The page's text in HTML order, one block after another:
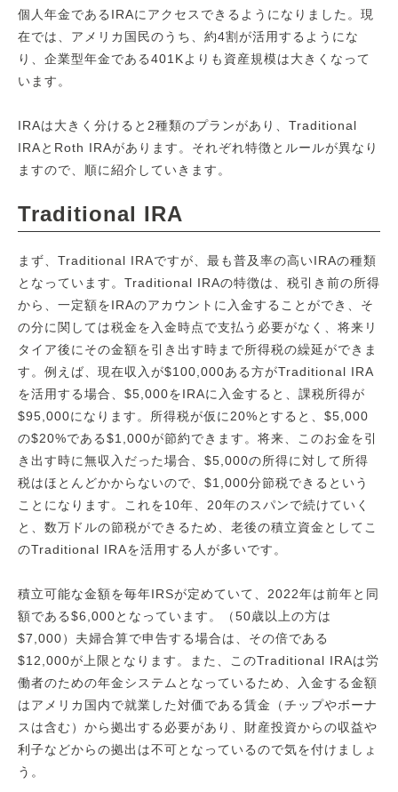
個人年金であるIRAにアクセスできるようになりました。現
在では、アメリカ国民のうち、約4割が活用するようにな
り、企業型年金である401Kよりも資産規模は大きくなって
います。
IRAは大きく分けると2種類のプランがあり、Traditional
IRAとRoth IRAがあります。それぞれ特徴とルールが異なり
ますので、順に紹介していきます。
Traditional IRA
まず、Traditional IRAですが、最も普及率の高いIRAの種類
となっています。Traditional IRAの特徴は、税引き前の所得
から、一定額をIRAのアカウントに入金することができ、そ
の分に関しては税金を入金時点で支払う必要がなく、将来リ
タイア後にその金額を引き出す時まで所得税の繰延ができま
す。例えば、現在収入が$100,000ある方がTraditional IRA
を活用する場合、$5,000をIRAに入金すると、課税所得が
$95,000になります。所得税が仮に20%とすると、$5,000
の$20%である$1,000が節約できます。将来、このお金を引
き出す時に無収入だった場合、$5,000の所得に対して所得
税はほとんどかからないので、$1,000分節税できるという
ことになります。これを10年、20年のスパンで続けていく
と、数万ドルの節税ができるため、老後の積立資金としてこ
のTraditional IRAを活用する人が多いです。
積立可能な金額を毎年IRSが定めていて、2022年は前年と同
額である$6,000となっています。（50歳以上の方は
$7,000）夫婦合算で申告する場合は、その倍である
$12,000が上限となります。また、このTraditional IRAは労
働者のための年金システムとなっているため、入金する金額
はアメリカ国内で就業した対価である賃金（チップやボーナ
スは含む）から拠出する必要があり、財産投資からの収益や
利子などからの拠出は不可となっているので気を付けましょ
う。